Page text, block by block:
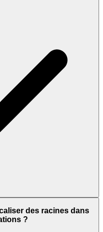
des racines dans
?